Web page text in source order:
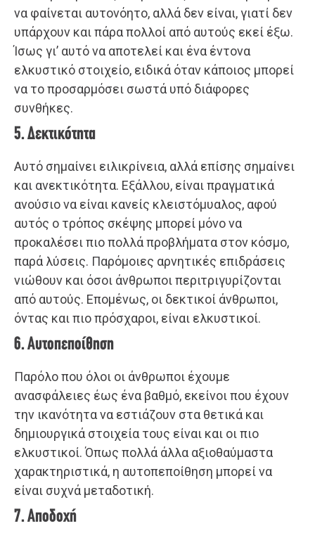
να φαίνεται αυτονόητο, αλλά δεν είναι, γιατί δεν
υπάρχουν και πάρα πολλοί από αυτούς εκεί έξω.
Ίσως γι’ αυτό να αποτελεί και ένα έντονα
ελκυστικό στοιχείο, ειδικά όταν κάποιος μπορεί
να το προσαρμόσει σωστά υπό διάφορες
συνθήκες.
5. Δεκτικότητα
Αυτό σημαίνει ειλικρίνεια, αλλά επίσης σημαίνει
και ανεκτικότητα. Εξάλλου, είναι πραγματικά
ανούσιο να είναι κανείς κλειστόμυαλος, αφού
αυτός ο τρόπος σκέψης μπορεί μόνο να
προκαλέσει πιο πολλά προβλήματα στον κόσμο,
παρά λύσεις. Παρόμοιες αρνητικές επιδράσεις
νιώθουν και όσοι άνθρωποι περιτριγυρίζονται
από αυτούς. Επομένως, οι δεκτικοί άνθρωποι,
όντας και πιο πρόσχαροι, είναι ελκυστικοί.
6. Αυτοπεποίθηση
Παρόλο που όλοι οι άνθρωποι έχουμε
ανασφάλειες έως ένα βαθμό, εκείνοι που έχουν
την ικανότητα να εστιάζουν στα θετικά και
δημιουργικά στοιχεία τους είναι και οι πιο
ελκυστικοί. Όπως πολλά άλλα αξιοθαύμαστα
χαρακτηριστικά, η αυτοπεποίθηση μπορεί να
είναι συχνά μεταδοτική.
7. Αποδοχή